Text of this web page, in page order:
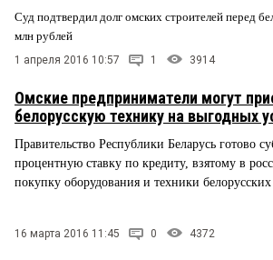
Суд подтвердил долг омских строителей перед
млн рублей
1 апреля 2016 10:57 1 3914
Омские предприниматели могут
белорусскую технику на выгодных
Правительство Республики Беларусь готово
процентную ставку по кредиту, взятому в
покупку оборудования и техники
16 марта 2016 11:45 0 4372